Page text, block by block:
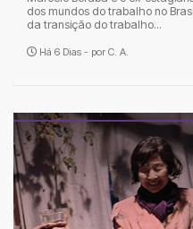
dos mundos do trabalho no
da transição do trabalho...
Há 6 Dias - por C. A.